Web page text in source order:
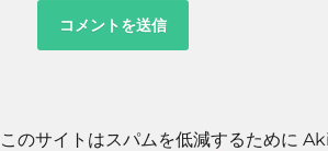
このサイトはスパムを低減するために